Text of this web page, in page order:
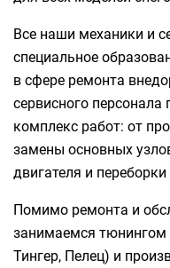
Все наши механики и
специальное
в сфере ремонта
сервисного персонала
комплекс работ: от
замены основных
двигателя и
Помимо ремонта и
занимаемся тюнингом
Тингер, Пелец) и